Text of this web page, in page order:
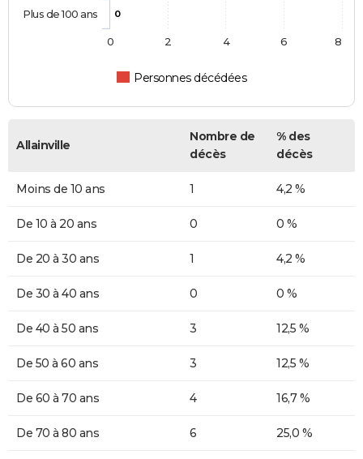
0
Personnes décédées
Plus de 100 ans
0 2 4 6 8
Allainville
Nombre de
décès
% des
décès
Moins de 10 ans 1 4,2 %
De 10 à 20 ans 0 0 %
De 20 à 30 ans 1 4,2 %
De 30 à 40 ans 0 0 %
De 40 à 50 ans 3 12,5 %
De 50 à 60 ans 3 12,5 %
De 60 à 70 ans 4 16,7 %
De 70 à 80 ans 6 25,0 %